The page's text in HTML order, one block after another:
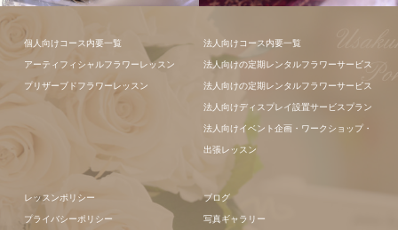
ンジメント
個人向けコース内要一覧
アーティフィシャルフラワーレッスン
プリザーブドフラワーレッスン
法人向けコース内要一覧
法人向けの定期レンタルフラワーサービス
法人向けの定期レンタルフラワーサービス
法人向けディスプレイ設置サービスプラン
法人向けイベント企画・ワークショップ・
出張レッスン
レッスンポリシー
プライバシーポリシー
ブログ
写真ギャラリー